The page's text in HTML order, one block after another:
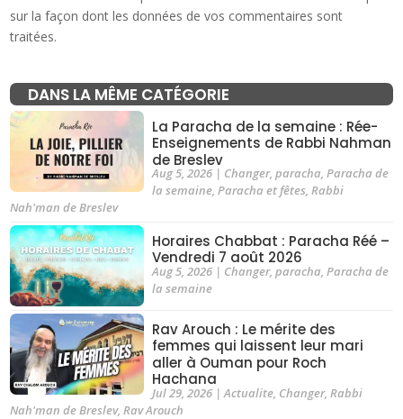
sur la façon dont les données de vos commentaires sont
traitées.
DANS LA MÊME CATÉGORIE
La Paracha de la semaine : Rée-
Enseignements de Rabbi Nahman
de Breslev
Aug 5, 2026| Changer, paracha, Paracha de
la semaine, Paracha et fêtes, Rabbi
Nah'man de Breslev
Horaires Chabbat : Paracha Réé –
Vendredi 7 août 2026
Aug 5, 2026| Changer, paracha Paracha de
la semaine
Rav Arouch : Le mérite des
femmes qui laissent leur mari
aller à Ouman pour Roch
Hachana
Jul 29, 2026| Actualite, Changer, Rabbi
Nah'man de Breslev, Rav Arouch